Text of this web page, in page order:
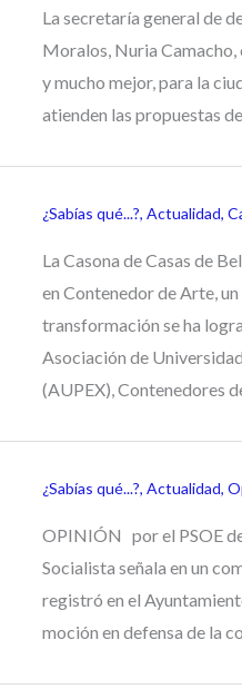
La secretaría general de
Moralos, Nuria Camacho,
y mucho mejor, para la
atienden las propuestas
¿Sabías qué...?, Actualidad,
La Casona de Casas de
en Contenedor de Arte,
transformación se ha
Asociación de
(AUPEX), Contenedores
¿Sabías qué...?, Actualidad,
OPINIÓN por el PSOE
Socialista señala en un
registró en el
moción en defensa de la